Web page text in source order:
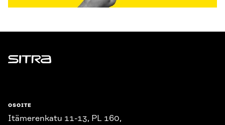
Sitra
OSOITE
Itämerenkatu 11-13, PL 160,